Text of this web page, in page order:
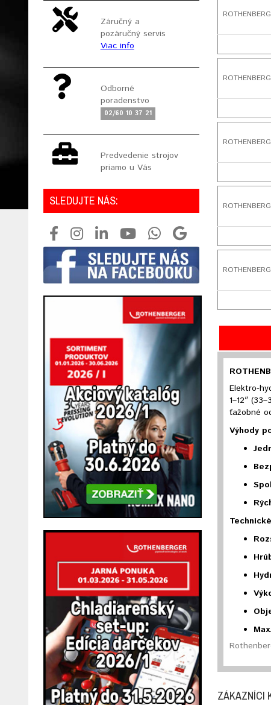
Záručný a
pozáručný servis
Viac info
Odborné
poradenstvo
02/60 10 37 21
Predvedenie strojov
priamo u Vás
SLEDUJTE NÁS:
Elektro-
1–12″
ťažobné
Výhody
ZÁKAZNÍCI